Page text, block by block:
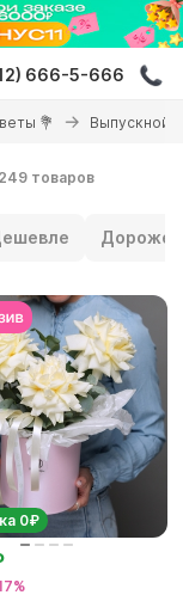
666-5-666
💐 Выпускной
249 товаров
Дороже
0₽